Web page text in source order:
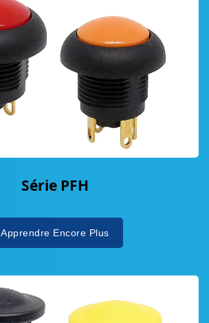
Série PFH
Apprendre Encore Plus